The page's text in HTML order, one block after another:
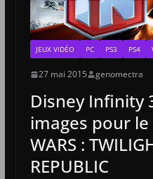
JEUX VIDÉO PC PS3 PS4
27 mai 2015 genomectra
Disney Infinity
images pour le
WARS :
REPUBLIC